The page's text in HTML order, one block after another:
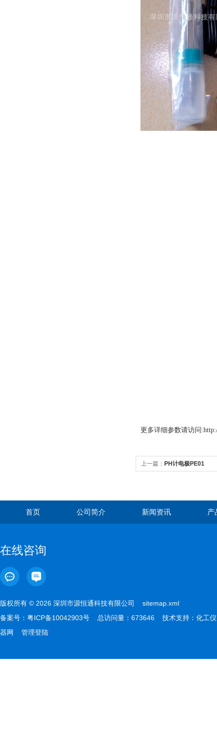
更多详细参数请访问
上一篇： PH计电极PE01
首页 公司简介 新闻资讯 产
在线咨询
版权所有 © 2026 深圳市源恒通科技有限公司 sitemap.xml
备案号： 粤ICP备10042903号 总访问量：673646 技术支持： 化工仪
器网
管理登陆